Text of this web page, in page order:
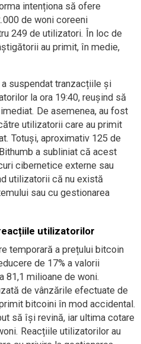
intenționa să ofere
de woni coreeni
249 de utilizatori. În loc de
au primit, în medie,
suspendat tranzacțiile și
la ora 19:40, reușind să
De asemenea, au fost
utilizatorii care au primit
Totuși, aproximativ 125 de
a subliniat că acest
cibernetice externe sau
utilizatorii că nu există
sau cu gestionarea
utilizatorilor
temporară a prețului bitcoin
de 17% a valorii
81,1 milioane de woni.
de vânzările efectuate de
bitcoini în mod accidental.
să își revină, iar ultima cotare
Reacțiile utilizatorilor au